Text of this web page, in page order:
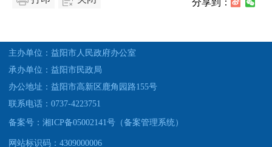
分享到：
主办单位：益阳市人民政府办公室
承办单位：益阳市民政局
办公地址：益阳市高新区鹿角园路155号
联系电话：0737-4223751
备案号：湘ICP备05002141号（备案管理系统）
网站标识码：4309000006